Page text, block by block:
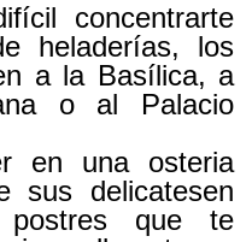
concentrarte
heladerías, los
a la Basílica, a
o al Palacio
en una osteria
sus delicatesen
que te